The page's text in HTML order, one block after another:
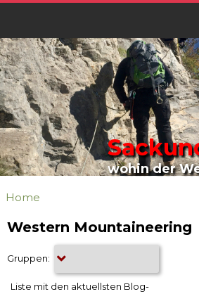
wohin der
Home
Western Mountaineering
Gruppen:
Liste mit den aktuellsten Blog-